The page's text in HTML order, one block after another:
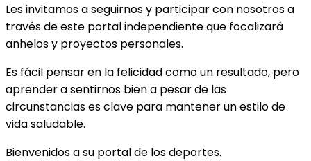
Les invitamos a seguirnos y participar con nosotros a
través de este portal independiente que focalizará
anhelos y proyectos personales.
Es fácil pensar en la felicidad como un resultado, pero
aprender a sentirnos bien a pesar de las
circunstancias es clave para mantener un estilo de
vida saludable.
Bienvenidos a su portal de los deportes.